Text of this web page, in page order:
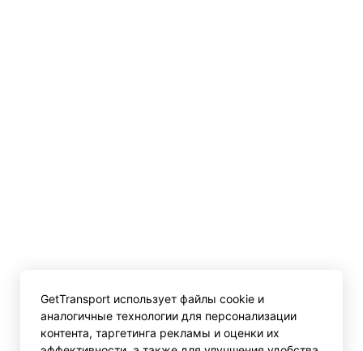
GetTransport использует файлы cookie и
аналогичные технологии для персонализации
контента, таргетинга рекламы и оценки их